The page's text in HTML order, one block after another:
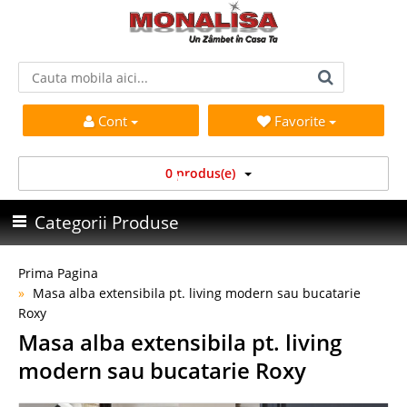
Cont Favorite
0 produs(e)
Categorii Produse
Prima Pagina
Masa alba extensibila pt. living modern sau bucatarie
Roxy
Masa alba extensibila pt. living
modern sau bucatarie Roxy